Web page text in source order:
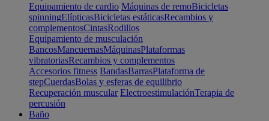
Equipamiento de cardio Máquinas de remoBicicletas
spinningElípticasBicicletas estáticasRecambios y
complementosCintasRodillos
Equipamiento de musculación
BancosMancuernasMáquinasPlataformas
vibratoriasRecambios y complementos
Accesorios fitness BandasBarrasPlataforma de
stepCuerdasBolas y esferas de equilibrio
Recuperación muscular ElectroestimulaciónTerapia de
percusión
Baño